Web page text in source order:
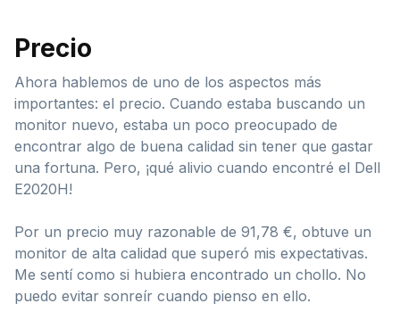
Precio
Ahora hablemos de uno de los aspectos más
importantes: el precio. Cuando estaba buscando un
monitor nuevo, estaba un poco preocupado de
encontrar algo de buena calidad sin tener que gastar
una fortuna. Pero, ¡qué alivio cuando encontré el Dell
E2020H!
Por un precio muy razonable de 91,78 €, obtuve un
monitor de alta calidad que superó mis expectativas.
Me sentí como si hubiera encontrado un chollo. No
puedo evitar sonreír cuando pienso en ello.